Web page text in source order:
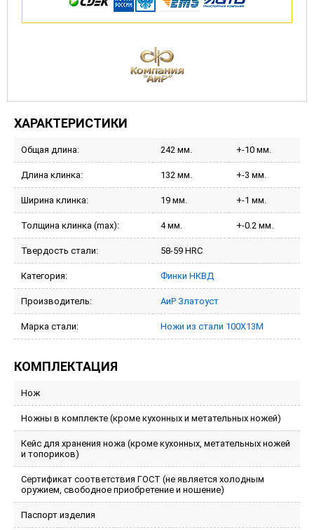
ХАРАКТЕРИСТИКИ
Общая длина: 242 мм. +-10 мм.
Длина клинка: 132 мм. +-3 мм.
Ширина клинка: 19 мм. +-1 мм.
Толщина клинка (max): 4 мм. +-0.2 мм.
Твердость стали: 58-59 HRC
Категория: Финки НКВД
Производитель: АиР Златоуст
Марка стали: Ножи из стали 100Х13М
КОМПЛЕКТАЦИЯ
Нож
Ножны в комплекте (кроме кухонных и метательных ножей)
Кейс для хранения ножа (кроме кухонных, метательных ножей
и топориков)
Сертификат соответствия ГОСТ (не является холодным
оружием, свободное приобретение и ношение)
Паспорт изделия